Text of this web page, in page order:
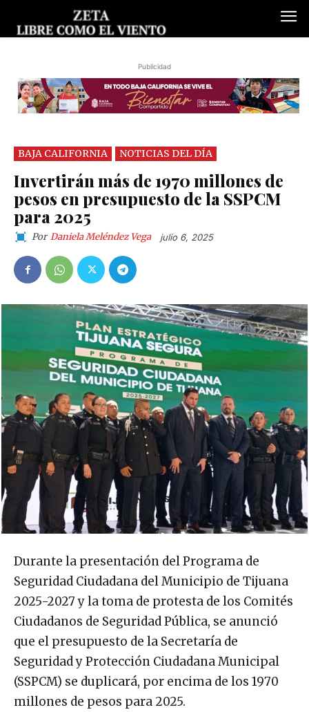
Publicidad
BAJA CALIFORNIA NOTICIAS DEL DÍA
Invertirán más de 1970 millones de
pesos en presupuesto de la SSPCM
para 2025
Por Daniela Meléndez Vega julio 6, 2025
Durante la presentación del Programa de
Seguridad Ciudadana del Municipio de Tijuana
2025-2027 y la toma de protesta de los Comités
Ciudadanos de Seguridad Pública, se anunció
que el presupuesto de la Secretaría de
Seguridad y Protección Ciudadana Municipal
(SSPCM) se duplicará, por encima de los 1970
millones de pesos para 2025.